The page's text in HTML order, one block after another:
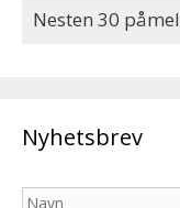
Nesten 30
Nyhetsbrev